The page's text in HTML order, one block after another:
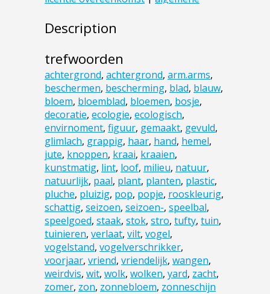
Description
trefwoorden
achtergrond, achtergrond, arm.arms,
beschermen, bescherming, blad, blauw,
bloem, bloemblad, bloemen, bosje,
decoratie, ecologie, ecologisch,
envirnoment, figuur, gemaakt, gevuld,
glimlach, grappig, haar, hand, hemel,
jute, knoppen, kraai, kraaien,
kunstmatig, lint, loof, milieu, natuur,
natuurlijk, paal, plant, planten, plastic,
pluche, pluizig, pop, popje, rooskleurig,
schattig, seizoen, seizoen-, speelbal,
speelgoed, staak, stok, stro, tufty, tuin,
tuinieren, verlaat, vilt, vogel,
vogelstand, vogelverschrikker,
voorjaar, vriend, vriendelijk, wangen,
weirdvis, wit, wolk, wolken, yard, zacht,
zomer, zon, zonnebloem, zonneschijn